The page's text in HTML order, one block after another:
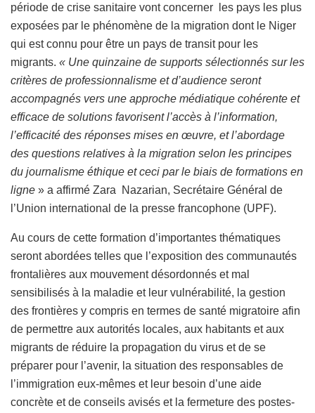
période de crise sanitaire vont concerner les pays les plus
exposées par le phénomène de la migration dont le Niger
qui est connu pour être un pays de transit pour les
migrants. « Une quinzaine de supports sélectionnés sur les
critères de professionnalisme et d’audience seront
accompagnés vers une approche médiatique cohérente et
efficace de solutions favorisent l’accès à l’information,
l’efficacité des réponses mises en œuvre, et l’abordage
des questions relatives à la migration selon les principes
du journalisme éthique et ceci par le biais de formations en
ligne » a affirmé Zara Nazarian, Secrétaire Général de
l’Union international de la presse francophone (UPF).
Au cours de cette formation d’importantes thématiques
seront abordées telles que l’exposition des communautés
frontalières aux mouvement désordonnés et mal
sensibilisés à la maladie et leur vulnérabilité, la gestion
des frontières y compris en termes de santé migratoire afin
de permettre aux autorités locales, aux habitants et aux
migrants de réduire la propagation du virus et de se
préparer pour l’avenir, la situation des responsables de
l’immigration eux-mêmes et leur besoin d’une aide
concrète et de conseils avisés et la fermeture des postes-